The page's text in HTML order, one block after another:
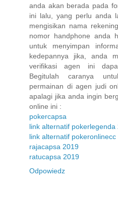
anda akan berada pada
ini lalu, yang perlu anda
mengisikan nama
nomor handphone anda
untuk menyimpan
kedepannya jika, anda
verifikasi agen ini
Begitulah caranya
permainan di agen judi
apalagi jika anda ingin
online ini :
pokercapsa
link alternatif pokerlegenda
link alternatif pokeronlinecc
rajacapsa 2019
ratucapsa 2019
Odpowiedz